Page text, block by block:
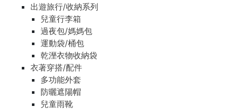
出遊旅行/收納系列
兒童行李箱
過夜包/媽媽包
運動袋/桶包
乾溼衣物收納袋
衣著穿搭/配件
多功能外套
防曬遮陽帽
兒童雨靴